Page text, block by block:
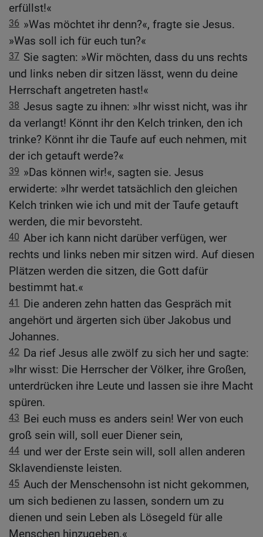
erfüllst!«
36 »Was möchtet ihr denn?«, fragte sie Jesus.
»Was soll ich für euch tun?«
37 Sie sagten: »Wir möchten, dass du uns rechts
und links neben dir sitzen lässt, wenn du deine
Herrschaft angetreten hast!«
38 Jesus sagte zu ihnen: »Ihr wisst nicht, was ihr
da verlangt! Könnt ihr den Kelch trinken, den ich
trinke? Könnt ihr die Taufe auf euch nehmen, mit
der ich getauft werde?«
39 »Das können wir!«, sagten sie. Jesus
erwiderte: »Ihr werdet tatsächlich den gleichen
Kelch trinken wie ich und mit der Taufe getauft
werden, die mir bevorsteht.
40 Aber ich kann nicht darüber verfügen, wer
rechts und links neben mir sitzen wird. Auf diesen
Plätzen werden die sitzen, die Gott dafür
bestimmt hat.«
41
Die anderen zehn hatten das Gespräch mit
angehört und ärgerten sich über Jakobus und
Johannes.
42 Da rief Jesus alle zwölf zu sich her und sagte:
»Ihr wisst: Die Herrscher der Völker, ihre Großen,
unterdrücken ihre Leute und lassen sie ihre Macht
spüren.
43 Bei euch muss es anders sein! Wer von euch
groß sein will, soll euer Diener sein,
44 und wer der Erste sein will, soll allen anderen
Sklavendienste leisten.
45 Auch der Menschensohn ist nicht gekommen,
um sich bedienen zu lassen, sondern um zu
dienen und sein Leben als Lösegeld für alle
Menschen hinzugeben.«